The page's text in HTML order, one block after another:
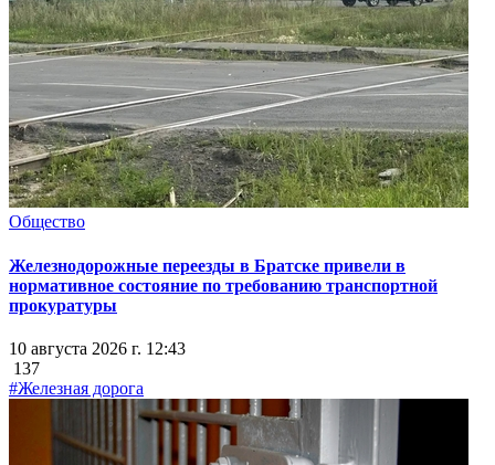
Общество
Железнодорожные переезды в Братске привели в
нормативное состояние по требованию транспортной
прокуратуры
10 августа 2026 г. 12:43
137
#Железная дорога